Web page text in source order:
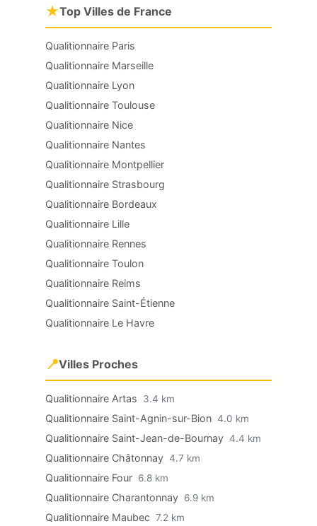
★Top Villes de France
Qualitionnaire Paris
Qualitionnaire Marseille
Qualitionnaire Lyon
Qualitionnaire Toulouse
Qualitionnaire Nice
Qualitionnaire Nantes
Qualitionnaire Montpellier
Qualitionnaire Strasbourg
Qualitionnaire Bordeaux
Qualitionnaire Lille
Qualitionnaire Rennes
Qualitionnaire Toulon
Qualitionnaire Reims
Qualitionnaire Saint-Étienne
Qualitionnaire Le Havre
📍Villes Proches
Qualitionnaire Artas 3.4 km
Qualitionnaire Saint-Agnin-sur-Bion 4.0 km
Qualitionnaire Saint-Jean-de-Bournay 4.4 km
Qualitionnaire Châtonnay 4.7 km
Qualitionnaire Four 6.8 km
Qualitionnaire Charantonnay 6.9 km
Qualitionnaire Maubec 7.2 km